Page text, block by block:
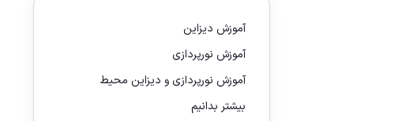
آموزش دیزاین
آموزش نورپردازی
آموزش نورپردازی و دیزاین محیط
بیشتر بدانیم